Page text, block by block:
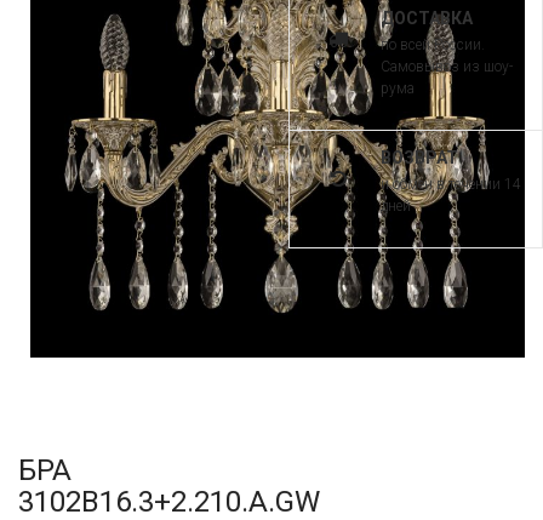
БРА
3102B16.3+2.210.A.GW
ДОСТАВКА
по всей России.
Самовывоз из шоу-
рума
ВОЗВРАТ
и обмен в течении 14
дней